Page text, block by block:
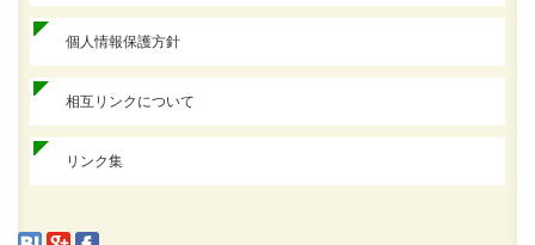
個人情報保護方針
相互リンクについて
リンク集